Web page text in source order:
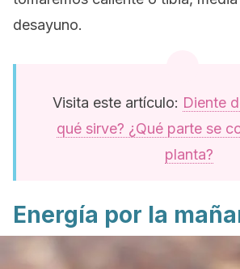
desayuno.
Visita este artículo: Diente
qué sirve? ¿Qué parte se
planta?
Energía por la